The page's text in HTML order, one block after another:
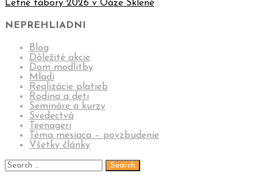
Letné tábory 2026 v Oáze Sklené
NEPREHLIADNI
Blog
Dôležité akcie
Dom modlitby
Mladí
Realizácie platieb
Rodina a deti
Semináre a kurzy
Svedectvá
Teenageri
Téma mesiaca – povzbudenie
Všetky články